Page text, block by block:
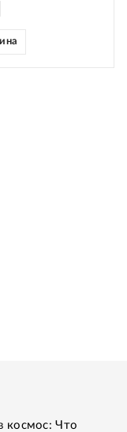
космос: Что